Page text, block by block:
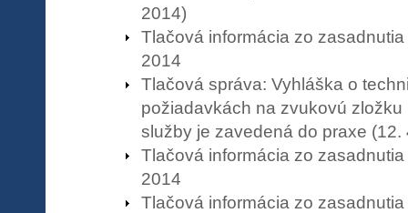
2014)
Tlačová informácia zo
2014
Tlačová správa: Vyhláška o
požiadavkách na zvukovú zložku
služby je zavedená do praxe (12.
Tlačová informácia zo
2014
Tlačová informácia zo